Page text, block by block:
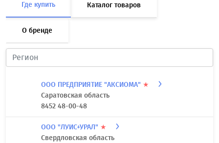
Где купить Каталог товаров
О бренде
ООО ПРЕДПРИЯТИЕ "АКСИОМА" ★
Саратовская область
8452 48-00-48
ООО "ЛУИС+УРАЛ" ★
Свердловская область